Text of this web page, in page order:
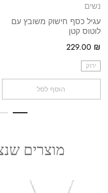
נשים
עגיל כסף חישוק משובץ עם
לוטוס קטן
229.00 ₪
ירוק
הוסף לסל
מוצרים